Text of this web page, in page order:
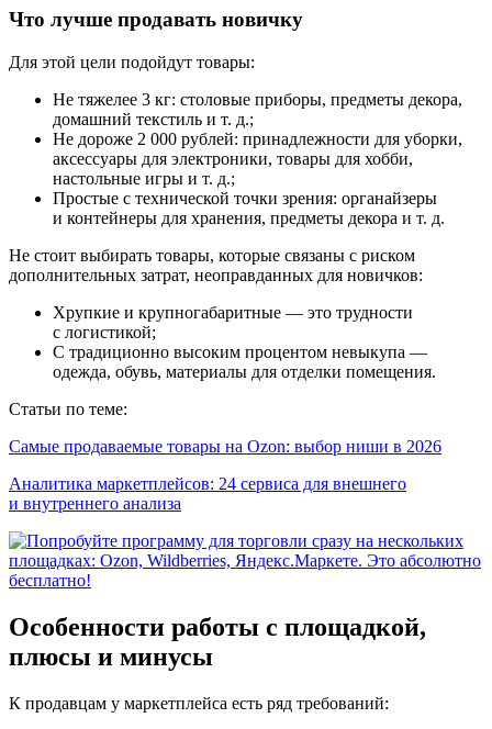
Что лучше продавать новичку
Для этой цели подойдут товары:
Не тяжелее 3 кг: столовые приборы, предметы декора,
домашний текстиль и т. д.;
Не дороже 2 000 рублей: принадлежности для уборки,
аксессуары для электроники, товары для хобби,
настольные игры и т. д.;
Простые с технической точки зрения: органайзеры
и контейнеры для хранения, предметы декора и т. д.
Не стоит выбирать товары, которые связаны с риском
дополнительных затрат, неоправданных для новичков:
Хрупкие и крупногабаритные — это трудности
с логистикой;
С традиционно высоким процентом невыкупа —
одежда, обувь, материалы для отделки помещения.
Статьи по теме:
Самые продаваемые товары на Ozon: выбор ниши в 2026
Аналитика маркетплейсов: 24 сервиса для внешнего
и внутреннего анализа
Особенности работы с площадкой,
плюсы и минусы
К продавцам у маркетплейса есть ряд требований: